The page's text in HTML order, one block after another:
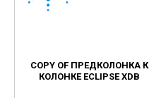
COPY OF ПРЕДКОЛОНКА К
КОЛОНКЕ ECLIPSE XDB